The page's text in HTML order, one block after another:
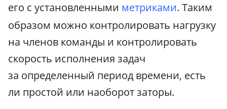
его с установленными метриками. Таким
образом можно контролировать нагрузку
на членов команды и контролировать
скорость исполнения задач
за определенный период времени, есть
ли простой или наоборот заторы.